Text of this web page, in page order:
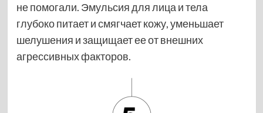
не помогали. Эмульсия для лица и тела
глубоко питает и смягчает кожу, уменьшает
шелушения и защищает ее от внешних
агрессивных факторов.